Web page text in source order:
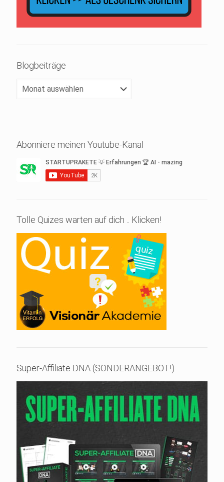
Blogbeiträge
Abonniere meinen Youtube-Kanal
Tolle Quizes warten auf dich .. Klicken!
Super-Affiliate DNA (SONDERANGEBOT!)